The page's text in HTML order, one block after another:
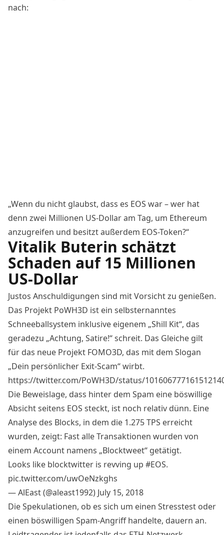
nach:
„Wenn du nicht glaubst, dass es EOS war – wer hat
denn zwei Millionen US-Dollar am Tag, um Ethereum
anzugreifen und besitzt außerdem EOS-Token?“
Vitalik Buterin schätzt
Schaden auf 15 Millionen
US-Dollar
Justos Anschuldigungen sind mit Vorsicht zu genießen.
Das Projekt PoWH3D ist ein selbsternanntes
Schneeballsystem inklusive eigenem „Shill Kit“, das
geradezu „Achtung, Satire!“ schreit. Das Gleiche gilt
für das neue Projekt FOMO3D, das mit dem Slogan
„Dein persönlicher Exit-Scam“ wirbt.
https://twitter.com/PoWH3D/status/
Die Beweislage, dass hinter dem Spam eine böswillige
Absicht seitens EOS steckt, ist noch relativ dünn. Eine
Analyse des Blocks, in dem die 1.275 TPS erreicht
wurden, zeigt: Fast alle Transaktionen wurden von
einem Account namens „Blocktweet“ getätigt.
Looks like blocktwitter is revving up #EOS.
pic.twitter.com/uwOeNzkghs
— AlEast (@aleast1992) July 15, 2018
Die Spekulationen, ob es sich um einen Stresstest oder
einen böswilligen Spam-Angriff handelte, dauern an.